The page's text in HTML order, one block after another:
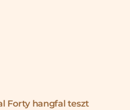
Forty hangfal teszt